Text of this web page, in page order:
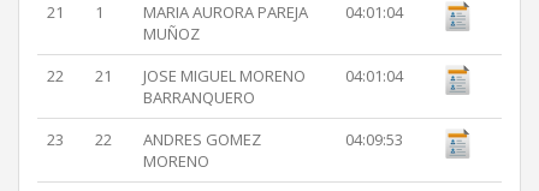
21 1
MARIA AURORA PAREJA
MUÑOZ
04:01:04
22 21
JOSE MIGUEL MORENO
BARRANQUERO
04:01:04
23 22
ANDRES GOMEZ
MORENO
04:09:53